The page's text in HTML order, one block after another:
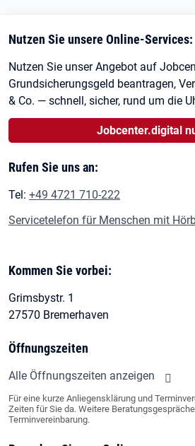
Nutzen Sie unsere Online-Services:
Nutzen Sie unser Angebot auf
Grundsicherungsgeld beantragen,
& Co. — schnell, sicher, rund um die
Jobcenter.digital
Rufen Sie uns an:
Tel: +49 4721 710-222
Servicetelefon für Menschen mit
Kommen Sie vorbei:
Grimsbystr. 1
27570 Bremerhaven
Öffnungszeiten
Alle Öffnungszeiten anzeigen
Für eine kurze Anliegensklärung und
Zeiten für Sie da. Weitere
Terminvereinbarung.